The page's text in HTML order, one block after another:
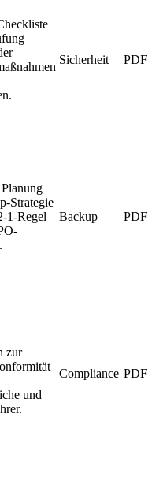
Sicherheit PDF
Strategie
1-Regel
Backup PDF
zur
und
Compliance PDF